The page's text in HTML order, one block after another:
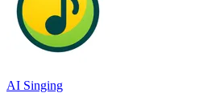
AI Singing